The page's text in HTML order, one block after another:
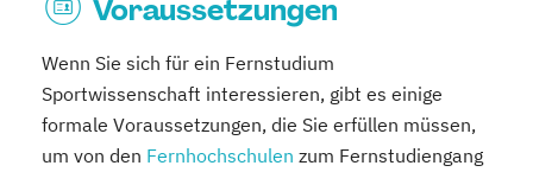
Voraussetzungen
Wenn Sie sich für ein Fernstudium
Sportwissenschaft interessieren, gibt es einige
formale Voraussetzungen, die Sie erfüllen müssen,
um von den Fernhochschulen zum Fernstudiengang